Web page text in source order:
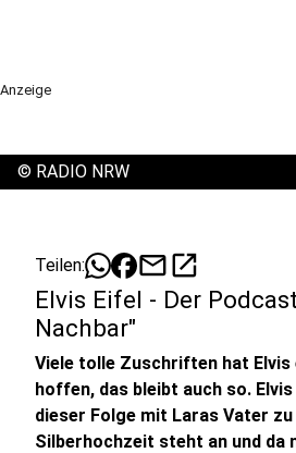
Anzeige
© RADIO NRW
Teilen: mailopen_in_new
Elvis Eifel - Der
Nachbar"
Viele tolle Zuschriften hat Elvis
hoffen, das bleibt auch so.
dieser Folge mit Laras Vater zu
Silberhochzeit steht an und da